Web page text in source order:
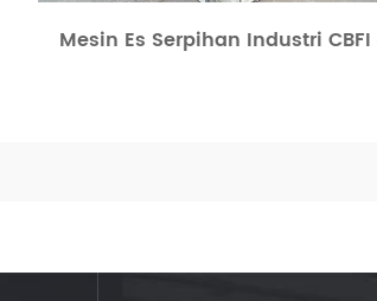
Mesin Es Serpihan Industri